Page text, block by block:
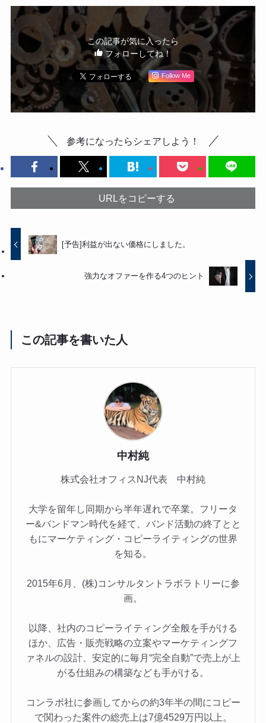
この記事が気に入ったら
フォローしてね！
Follow Me
参考になったらシェアしよう！
URLをコピーする
[予告]利益が出ない価格にしました。
強力なオファーを作る4つのヒント
この記事を書いた人
中村純
株式会社オフィスNJ代表 中村純
大学を留年し同期から半年遅れで卒業。フリータ
ー&バンドマン時代を経て、バンド活動の終了とと
もにマーケティング・コピーライティングの世界
を知る。
2015年6月、(株)コンサルタントラボラトリーに参
画。
以降、社内のコピーライティング全般を手がける
ほか、広告・販売戦略の立案やマーケティングフ
ァネルの設計、安定的に毎月“完全自動”で売上が上
がる仕組みの構築なども手がける。
コンラボ社に参画してからの約3年半の間にコピー
で関わった案件の総売上は7億4529万円以上。